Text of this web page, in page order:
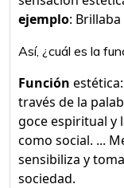
ejemplo:
Así, ¿cuál es la
Función
través de la
goce espiritual y
como social. ...
sensibiliza y
sociedad.